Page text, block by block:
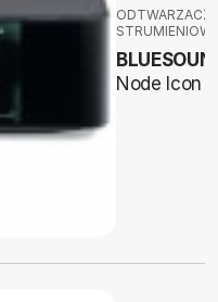
ODTWARZACZE
Node Icon